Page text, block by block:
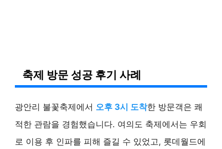
축제 방문 성공 후기 사례
광안리 불꽃축제에서 오후 3시 도착한 방문객은 쾌
적한 관람을 경험했습니다. 여의도 축제에서는 우회
로 이용 후 인파를 피해 즐길 수 있었고, 롯데월드에